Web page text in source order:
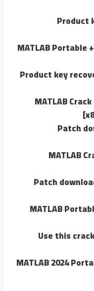
Product
MATLAB Portable
Product key
MATLAB
Patch
MATLAB
Patch
MATLAB
Use this
MATLAB 2024